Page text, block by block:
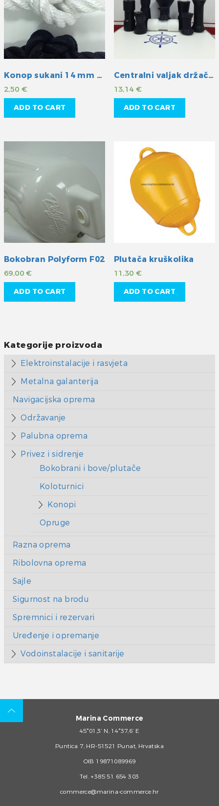
Konop sukani 14 mm plavi
2,50 €
ADD TO CART
Centralni valjak držač kobilice
13,14€
ADD TO CART
Bokobran Polyform F02
69,00€
ADD TO CART
Plutača kruškolika
11,30€
ADD TO CART
Kategorije proizvoda
Elektroinstalacije i rasvjeta
Metalna galanterija
Navigacijska oprema
Održavanje
Palubna oprema
Privez i sidrenje
Bokobrani i bove/plutače
Koloturnici
Konopi
Opruge
Razna oprema
Ribolovna oprema
Sajle
Sigurnost na brodu
Spremnici i rezervari
Uređenje i opremanje
Vodoinstalacije i sanitarije
Marina Commerce
45°01,3’ N, 14°37,6’ E
Puntica 7, HR-51521 Punat, Hrvatska
OIB 19871089969
Tel. +385 51 654 303
commerce@marina-commerce.hr